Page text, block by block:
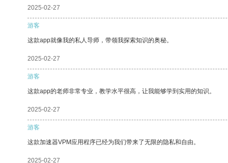
2025-02-27
游客
这款app就像我的私人导师，带领我探索知识的奥秘。
2025-02-27
游客
这款app的老师非常专业，教学水平很高，让我能够学到实用的知识。
2025-02-27
游客
这款加速器VPM应用程序已经为我们带来了无限的隐私和自由。
2025-02-27